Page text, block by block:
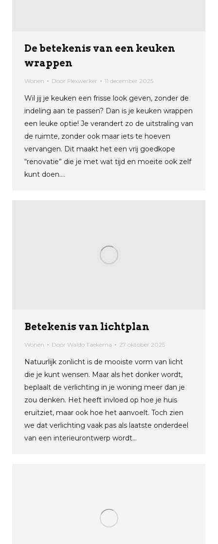
De betekenis van een keuken
wrappen
Wonen Door Flexwerker 11 december 2025
Wil jij je keuken een frisse look geven, zonder de
indeling aan te passen? Dan is je keuken wrappen
een leuke optie! Je verandert zo de uitstraling van
de ruimte, zonder ook maar iets te hoeven
vervangen. Dit maakt het een vrij goedkope
“renovatie” die je met wat tijd en moeite ook zelf
kunt doen.…
Betekenis van lichtplan
Wonen Door Waldo Taekema 27 oktober 2025
Natuurlijk zonlicht is de mooiste vorm van licht
die je kunt wensen. Maar als het donker wordt,
beplaalt de verlichting in je woning meer dan je
zou denken. Het heeft invloed op hoe je huis
eruitziet, maar ook hoe het aanvoelt. Toch zien
we dat verlichting vaak pas als laatste onderdeel
van een interieurontwerp wordt…